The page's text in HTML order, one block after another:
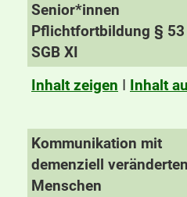
Senior*innen
Pflichtfortbildung § 53
SGB XI
Inhalt zeigen I Inhalt
Kommunikation mit
demenziell veränderten
Menschen